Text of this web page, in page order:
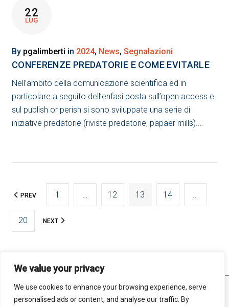
We value your privacy
We use cookies to enhance your browsing experience, serve
personalised ads or content, and analyse our traffic. By
22
LUG
By pgalimberti in 2024, News, Segnalazioni
CONFERENZE PREDATORIE E COME EVITARLE
Nell’ambito della comunicazione scientifica ed in
particolare a seguito dell’enfasi posta sull’open access e
sul publish or perish si sono sviluppate una serie di
iniziative predatorie (riviste predatorie, papaer mills).…
PAGINAZIONE
ARTICOLI
PREV 1 … 12 13 14 …
20 NEXT
STATISTICHE MAPPA DEL SITO
RSS FEED